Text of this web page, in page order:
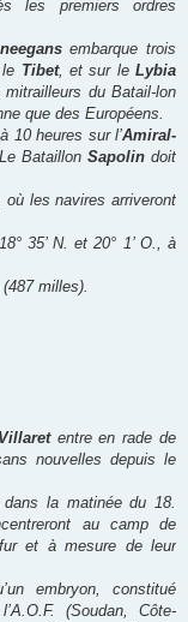
les premiers ordres
embarque trois
Tibet, et sur leLybia
du Batail-lon
que des Européens.
10 heures sur l’Amiral-
BataillonSapolin doit
les navires arriveront
35’ N. et 20° 1’ O., à
(487 milles).
Villaretentre en rade de
nouvelles depuis le
dans la matinée du 18.
au camp de
et à mesure de leur
embryon, constitué
(Soudan, Côte-